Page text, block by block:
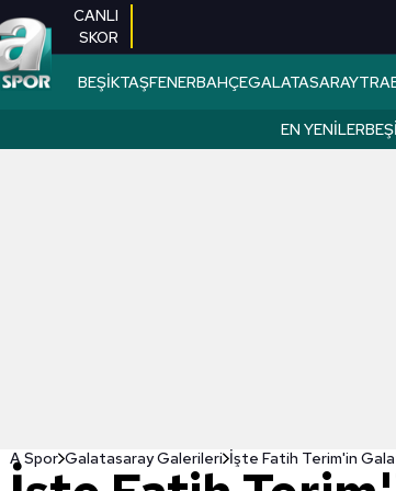
CANLI
SKOR
BEŞİKTAŞFENERBAHÇEGALATASARAY
EN YENILER
A Spor Galatasaray Galerileri İşte Fatih Terim'in